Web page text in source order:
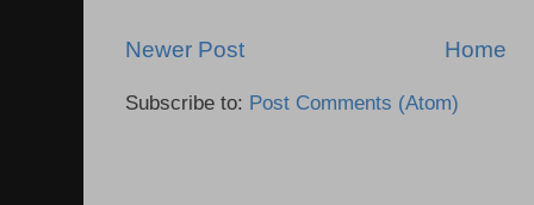
Newer Post Home
Subscribe to: Post Comments (Atom)